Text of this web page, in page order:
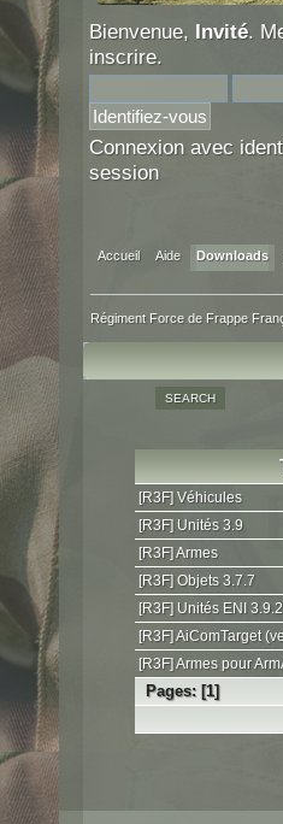
Bienvenue, Invité.
inscrire.
Connexion avec
session
Accueil Aide Downloads
Régiment Force de Frappe
SEARCH
[R3F] Véhicules
[R3F] Unités 3.9
[R3F] Armes
[R3F] Objets 3.7.7
[R3F] Unités ENI 3.9.2
[R3F] AiComTarget
[R3F] Armes pour
Pages: [1]